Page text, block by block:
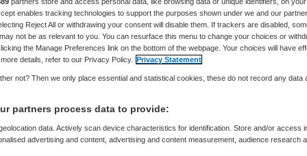
online goed
enables tracking technologies to support the purposes shown under we and our
Reject All or withdrawing your consent will disable them. If trackers are disabled,
not be as relevant to you. You can resurface this menu to change your choices or
the Manage Preferences link on the bottom of the webpage. Your choices will have
details, refer to our Privacy Policy. Privacy Statement
not? Then we only place essential and statistical cookies, these do not record any data
partners process data to provide:
data. Actively scan device characteristics for identification. Store and/or access
advertising and content, advertising and content measurement, audience research